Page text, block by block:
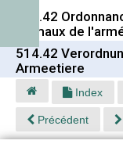
514.42
animaux de
514.42
Armeetiere
Index
Précédent